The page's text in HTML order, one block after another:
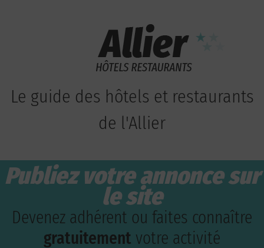
Le guide des hôtels et restaurants
de l'Allier
Publiez votre annonce sur
le site
Devenez adhérent ou faites connaître
gratuitement votre activité